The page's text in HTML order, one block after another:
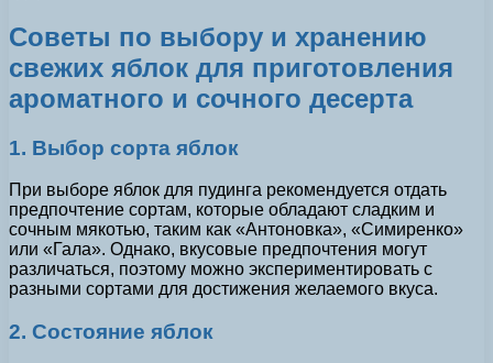
Советы по выбору и хранению
свежих яблок для приготовления
ароматного и сочного десерта
1. Выбор сорта яблок
При выборе яблок для пудинга рекомендуется отдать
предпочтение сортам, которые обладают сладким и
сочным мякотью, таким как «Антоновка», «Симиренко»
или «Гала». Однако, вкусовые предпочтения могут
различаться, поэтому можно экспериментировать с
разными сортами для достижения желаемого вкуса.
2. Состояние яблок